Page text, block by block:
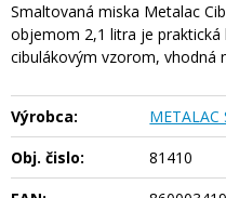
Smaltovaná miska Metalac
objemom 2,1 litra je praktická
cibulákovým vzorom, vhodná
Výrobca:
METALAC
Obj. čislo:
81410